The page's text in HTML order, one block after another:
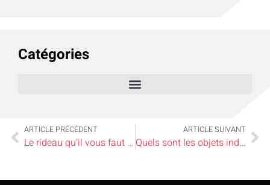
Catégories
ARTICLE PRÉCÉDENT
Le rideau qu’il vous faut en fonction de vos besoins
ARTICLE SUIVANT
Quels sont les objets indispensables pour réussir sa décoration ?